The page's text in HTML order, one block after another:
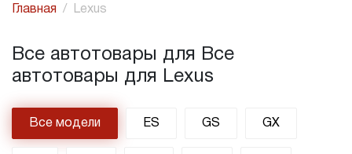
Главная Lexus
Все автотовары для Все
автотовары для Lexus
Все модели ES GS GX